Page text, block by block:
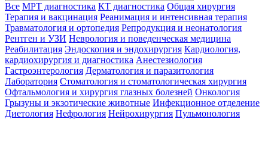
Все МРТ диагностика КТ диагностика Общая хирургия
Терапия и вакцинация Реанимация и интенсивная терапия
Травматология и ортопедия Репродукция и неонатология
Рентген и УЗИ Неврология и поведенческая медицина
Реабилитация Эндоскопия и эндохирургия Кардиология,
кардиохирургия и диагностика Анестезиология
Гастроэнтерология Дерматология и паразитология
Лаборатория Стоматология и стоматологическая хирургия
Офтальмология и хирургия глазных болезней Онкология
Грызуны и экзотические животные Инфекционное отделение
Диетология Нефрология Нейрохирургия Пульмонология